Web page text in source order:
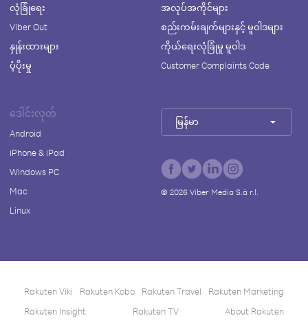
လုံခြုံရေး
Viber Out
နှုန်းထားများ
ပံ့ပိုးမှု
အလုပ်အကိုင်များ
စည်းကမ်းချက်များနှင့် မူဝါဒများ
ကိုယ်ရေးလုံခြုံမှု မူဝါဒ
Customer Complaints Code
ဒေါင်းလုတ်
Android
iPhone & iPad
Windows PC
Mac
Linux
မြန်မာ
© 2026Viber Media S.à r.l.
Rakuten Viki Rakuten Kobo Rakuten Travel
Rakuten Marketing
Rakuten Insight
Rakuten TV About Rakuten